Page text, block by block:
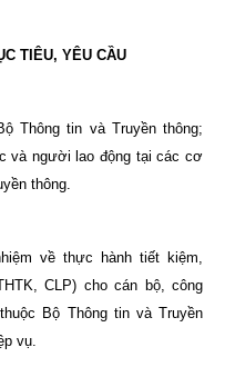
TIÊU, YÊU CẦU
Thông tin và Truyền thông;
và người lao động tại các cơ
thông.
về thực hành tiết kiệm,
CLP) cho cán bộ, công
Bộ Thông tin và Truyền
vụ.